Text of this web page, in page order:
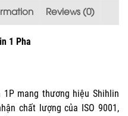
Reviews (0)
1 Pha
mang thương hiệu Shihlin
chất lượng của ISO 9001,